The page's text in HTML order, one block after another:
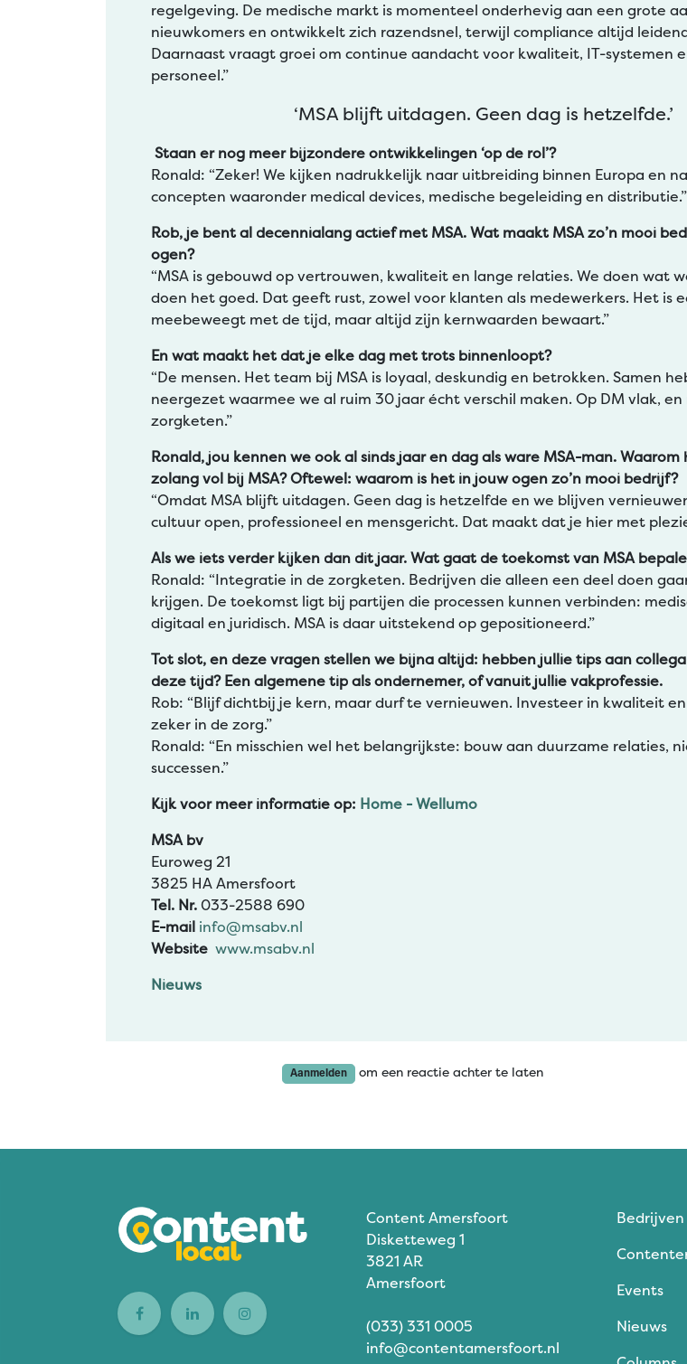
regelgeving. De medische markt is momenteel onderhevig aan een grote
nieuwkomers en ontwikkelt zich razendsnel, terwijl compliance altijd
Daarnaast vraagt groei om continue aandacht voor kwaliteit, IT-systemen
personeel.”
‘MSA blijft uitdagen. Geen dag is hetzelfde.’
Staan er nog meer bijzondere ontwikkelingen ‘op de rol’?
Ronald: “Zeker! We kijken nadrukkelijk naar uitbreiding binnen Europa en
concepten waaronder medical devices, medische begeleiding en distributie.”
Rob, je bent al decennialang actief met MSA. Wat maakt MSA zo’n mooi
ogen?
“MSA is gebouwd op vertrouwen, kwaliteit en lange relaties. We doen wat
doen het goed. Dat geeft rust, zowel voor klanten als medewerkers. Het is
meebeweegt met de tijd, maar altijd zijn kernwaarden bewaart.”
En wat maakt het dat je elke dag met trots binnenloopt?
“De mensen. Het team bij MSA is loyaal, deskundig en betrokken. Samen
neergezet waarmee we al ruim 30 jaar écht verschil maken. Op DM vlak, en
zorgketen.”
Ronald, jou kennen we ook al sinds jaar en dag als ware MSA-man. Waarom
zolang vol bij MSA? Oftewel: waarom is het in jouw ogen zo’n mooi bedrijf?
“Omdat MSA blijft uitdagen. Geen dag is hetzelfde en we blijven
cultuur open, professioneel en mensgericht. Dat maakt dat je hier met
Als we iets verder kijken dan dit jaar. Wat gaat de toekomst van MSA
Ronald: “Integratie in de zorgketen. Bedrijven die alleen een deel doen
krijgen. De toekomst ligt bij partijen die processen kunnen verbinden:
digitaal en juridisch. MSA is daar uitstekend op gepositioneerd.”
Tot slot, en deze vragen stellen we bijna altijd: hebben jullie tips aan
deze tijd? Een algemene tip als ondernemer, of vanuit jullie vakprofessie.
Rob: “Blijf dichtbij je kern, maar durf te vernieuwen. Investeer in kwaliteit
zeker in de zorg.”
Ronald: “En misschien wel het belangrijkste: bouw aan duurzame relaties,
successen.”
Kijk voor meer informatie op: Home - Wellumo
MSA bv
Euroweg 21
3825 HA Amersfoort
Tel. Nr. 033-2588 690
E-mail info@msabv.nl
Website www.msabv.nl
Nieuws
Aanmelden om een reactie achter te laten
Bedrijven
Events
Nieuws
Content Amersfoort
Disketteweg 1
3821 AR
Amersfoort
(033) 331 0005
info@contentamersfoort.nl